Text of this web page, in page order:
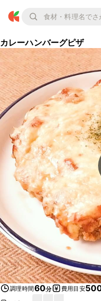
カレーハンバーグピザ
調理時間60分 費用目安